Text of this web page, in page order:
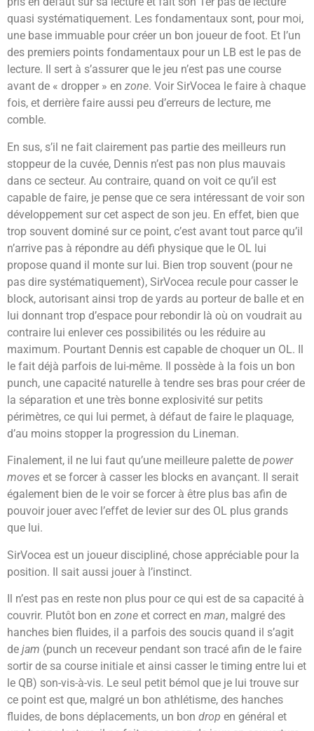
quasi systématiquement. Les fondamentaux sont, pour moi,
une base immuable pour créer un bon joueur de foot. Et l’un
des premiers points fondamentaux pour un LB est le pas de
lecture. Il sert à s’assurer que le jeu n’est pas une course
avant de « dropper » en zone. Voir SirVocea le faire à chaque
fois, et derrière faire aussi peu d’erreurs de lecture, me
comble.
En sus, s’il ne fait clairement pas partie des meilleurs run
stoppeur de la cuvée, Dennis n’est pas non plus mauvais
dans ce secteur. Au contraire, quand on voit ce qu’il est
capable de faire, je pense que ce sera intéressant de voir son
développement sur cet aspect de son jeu. En effet, bien que
trop souvent dominé sur ce point, c’est avant tout parce qu’il
n’arrive pas à répondre au défi physique que le OL lui
propose quand il monte sur lui. Bien trop souvent (pour ne
pas dire systématiquement), SirVocea recule pour casser le
block, autorisant ainsi trop de yards au porteur de balle et en
lui donnant trop d’espace pour rebondir là où on voudrait au
contraire lui enlever ces possibilités ou les réduire au
maximum. Pourtant Dennis est capable de choquer un OL. Il
le fait déjà parfois de lui-même. Il possède à la fois un bon
punch, une capacité naturelle à tendre ses bras pour créer de
la séparation et une très bonne explosivité sur petits
périmètres, ce qui lui permet, à défaut de faire le plaquage,
d’au moins stopper la progression du Lineman.
Finalement, il ne lui faut qu’une meilleure palette de power
moves et se forcer à casser les blocks en avançant. Il serait
également bien de le voir se forcer à être plus bas afin de
pouvoir jouer avec l’effet de levier sur des OL plus grands
que lui.
SirVocea est un joueur discipliné, chose appréciable pour la
position. Il sait aussi jouer à l’instinct.
Il n’est pas en reste non plus pour ce qui est de sa capacité à
couvrir. Plutôt bon en zone et correct en man, malgré des
hanches bien fluides, il a parfois des soucis quand il s’agit
de jam (punch un receveur pendant son tracé afin de le faire
sortir de sa course initiale et ainsi casser le timing entre lui et
le QB) son-vis-à-vis. Le seul petit bémol que je lui trouve sur
ce point est que, malgré un bon athlétisme, des hanches
fluides, de bons déplacements, un bon drop en général et